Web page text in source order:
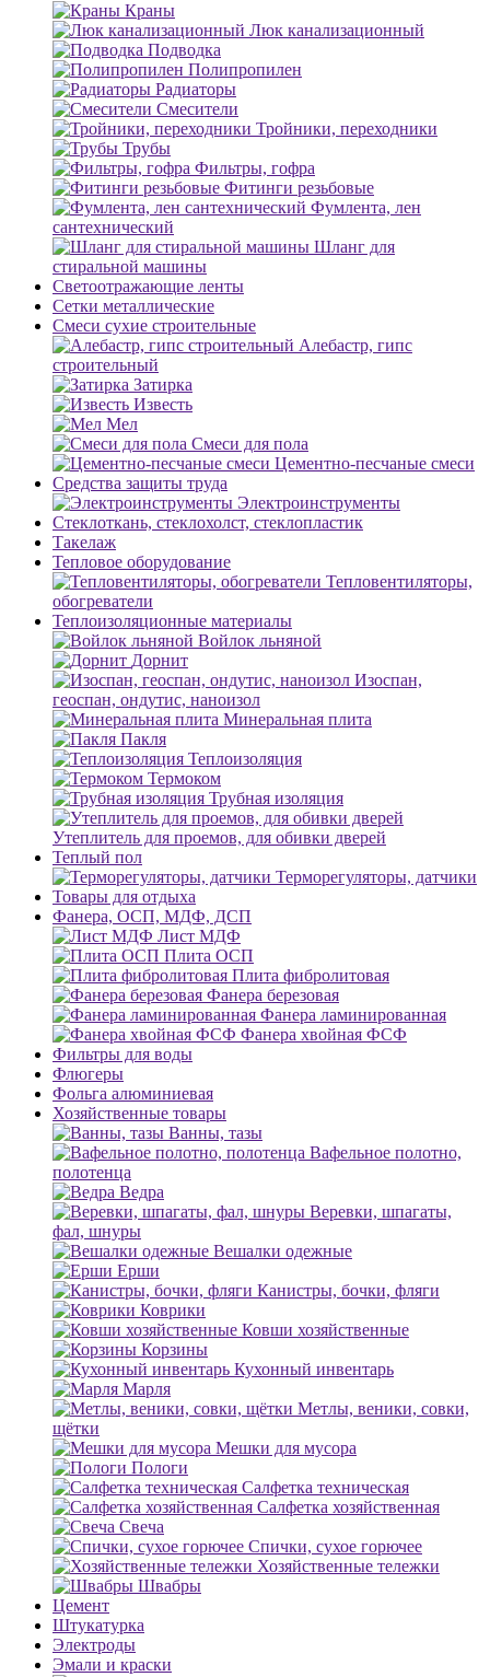
Краны
Люк канализационный
Подводка
Полипропилен
Радиаторы
Смесители
Тройники, переходники
Трубы
Фильтры, гофра
Фитинги резьбовые
Фумлента, лен
сантехнический
Шланг для
стиральной машины
Светоотражающие ленты
Сетки металлические
Смеси сухие строительные
Алебастр, гипс
строительный
Затирка
Известь
Мел
Смеси для пола
Цементно-песчаные смеси
Средства защиты труда
Электроинструменты
Стеклоткань, стеклохолст, стеклопластик
Такелаж
Тепловое оборудование
Тепловентиляторы,
обогреватели
Теплоизоляционные материалы
Войлок льняной
Дорнит
Изоспан,
геоспан, ондутис, наноизол
Минеральная плита
Пакля
Теплоизоляция
Термоком
Трубная изоляция
Утеплитель для проемов, для обивки дверей
Теплый пол
Терморегуляторы, датчики
Товары для отдыха
Фанера, ОСП, МДФ, ДСП
Лист МДФ
Плита ОСП
Плита фибролитовая
Фанера березовая
Фанера ламинированная
Фанера хвойная ФСФ
Фильтры для воды
Флюгеры
Фольга алюминиевая
Хозяйственные товары
Ванны, тазы
Вафельное полотно,
полотенца
Ведра
Веревки, шпагаты,
фал, шнуры
Вешалки одежные
Ерши
Канистры, бочки, фляги
Коврики
Ковши хозяйственные
Корзины
Кухонный инвентарь
Марля
Метлы, веники, совки,
щётки
Мешки для мусора
Пологи
Салфетка техническая
Салфетка хозяйственная
Свеча
Спички, сухое горючее
Хозяйственные тележки
Швабры
Цемент
Штукатурка
Электроды
Эмали и краски